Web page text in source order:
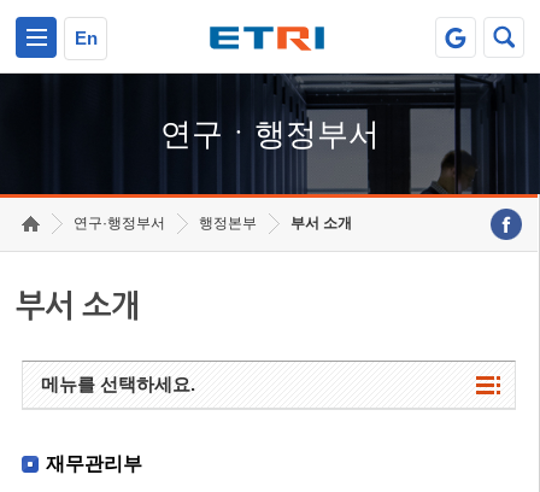
En
연구ㆍ행정부서
연구·행정부서 행정본부 부서 소개
부서 소개
메뉴를 선택하세요.
재무관리부